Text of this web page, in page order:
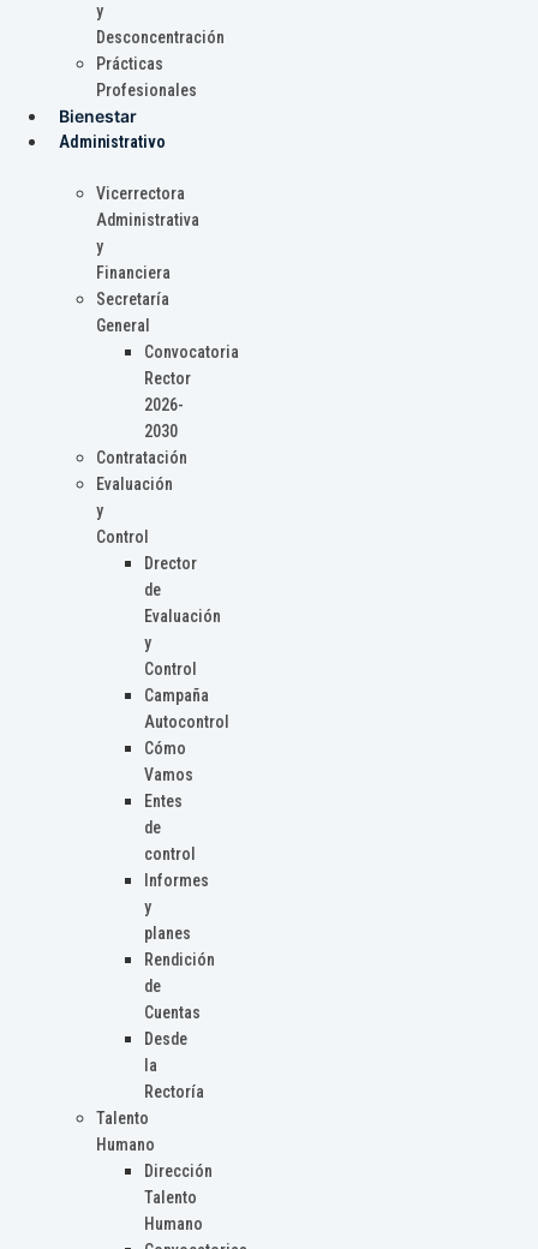
y
Desconcentración
Prácticas
Profesionales
Bienestar
Administrativo
Vicerrectora
Administrativa
y
Financiera
Secretaría
General
Convocatoria
Rector
2026-
2030
Contratación
Evaluación
y
Control
Drector
de
Evaluación
y
Control
Campaña
Autocontrol
Cómo
Vamos
Entes
de
control
Informes
y
planes
Rendición
de
Cuentas
Desde
la
Rectoría
Talento
Humano
Dirección
Talento
Humano